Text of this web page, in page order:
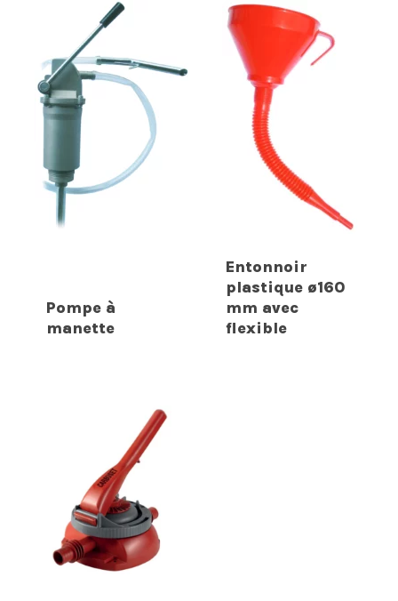
Pompe à
manette
Entonnoir
plastique ø160
mm avec
flexible